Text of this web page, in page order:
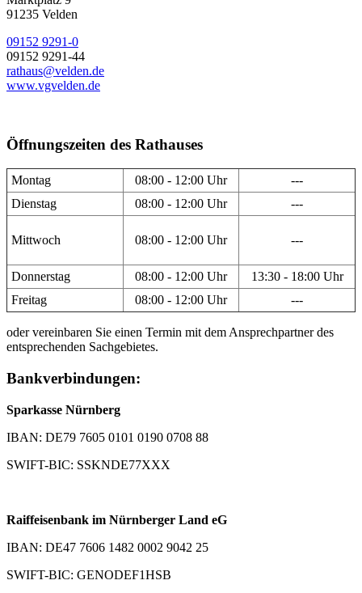
91235 Velden
09152 9291-0
09152 9291-44
rathaus@velden.de
www.vgvelden.de
Öffnungszeiten des Rathauses
Montag 08:00 - 12:00 Uhr
---
Dienstag
08:00 - 12:00 Uhr ---
Mittwoch 08:00 - 12:00 Uhr ---
Donnerstag 08:00 - 12:00 Uhr
13:30 - 18:00 Uhr
Freitag
08:00 - 12:00 Uhr ---
oder vereinbaren Sie einen Termin mit dem Ansprechpartner des
entsprechenden Sachgebietes.
Bankverbindungen:
Sparkasse Nürnberg
IBAN: DE79 7605 0101 0190 0708 88
SWIFT-BIC: SSKNDE77XXX
Raiffeisenbank im Nürnberger Land eG
IBAN: DE47 7606 1482 0002 9042 25
SWIFT-BIC: GENODEF1HSB